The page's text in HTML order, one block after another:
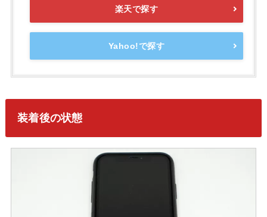
楽天で探す
Yahoo!で探す
装着後の状態